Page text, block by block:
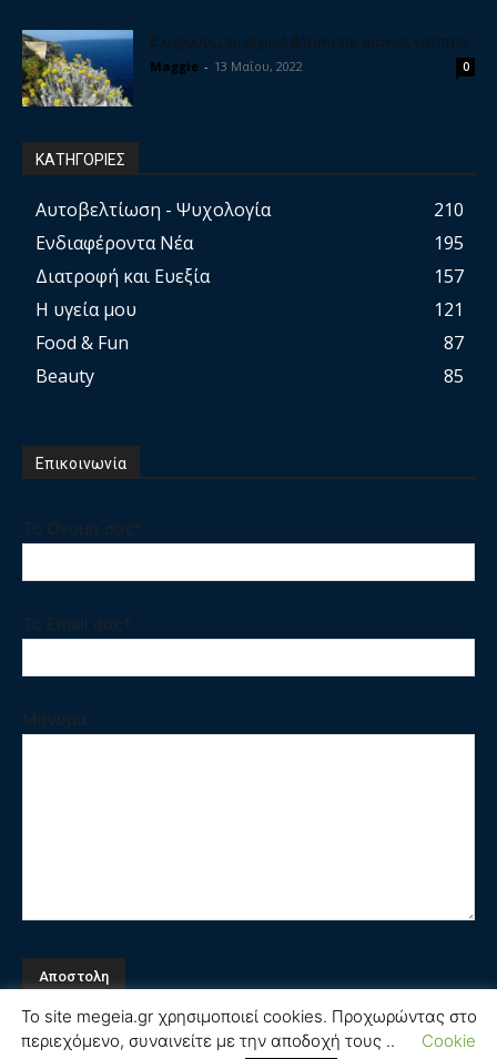
Ελίχρυσος, το ισχυρό βότανο της αιώνιας νεότητας
Maggie - 13 Μαΐου, 2022 0
ΚΑΤΗΓΟΡΙΕΣ
Αυτοβελτίωση - Ψυχολογία
210
Ενδιαφέροντα Νέα
195
Διατροφή και Ευεξία
157
Η υγεία μου
121
Food & Fun
87
Beauty
85
Επικοινωνία
Το Ονομα σας*
Το Email σας*
Μηνυμα
Το site megeia.gr χρησιμοποιεί cookies. Προχωρώντας στο
περιεχόμενο, συναινείτε με την αποδοχή τους ..
Cookie